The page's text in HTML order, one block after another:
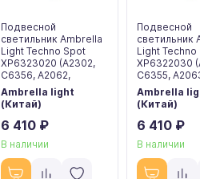
Подвесной
светильник Ambrella
Light Techno Spot
XP6323020 (A2302,
C6356, A2062,
Ambrella light
(Китай)
6 410 ₽
В наличии
Подвесной
светильник
Light Techno
XP6322030
C6355,
Ambrella
(Китай)
6 410 ₽
В наличии